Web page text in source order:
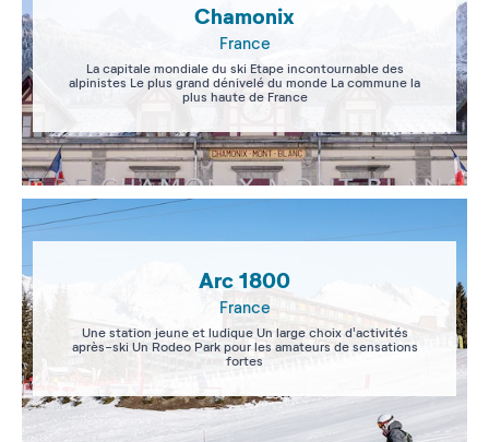
Chamonix
France
La capitale mondiale du ski Etape incontournable des
alpinistes Le plus grand dénivelé du monde La commune la
plus haute de France
Arc 1800
France
Une station jeune et ludique Un large choix d'activités
après-ski Un Rodeo Park pour les amateurs de sensations
fortes